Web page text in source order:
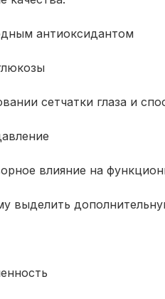
антиоксидантом
сетчатки глаза и
влияние на
выделить